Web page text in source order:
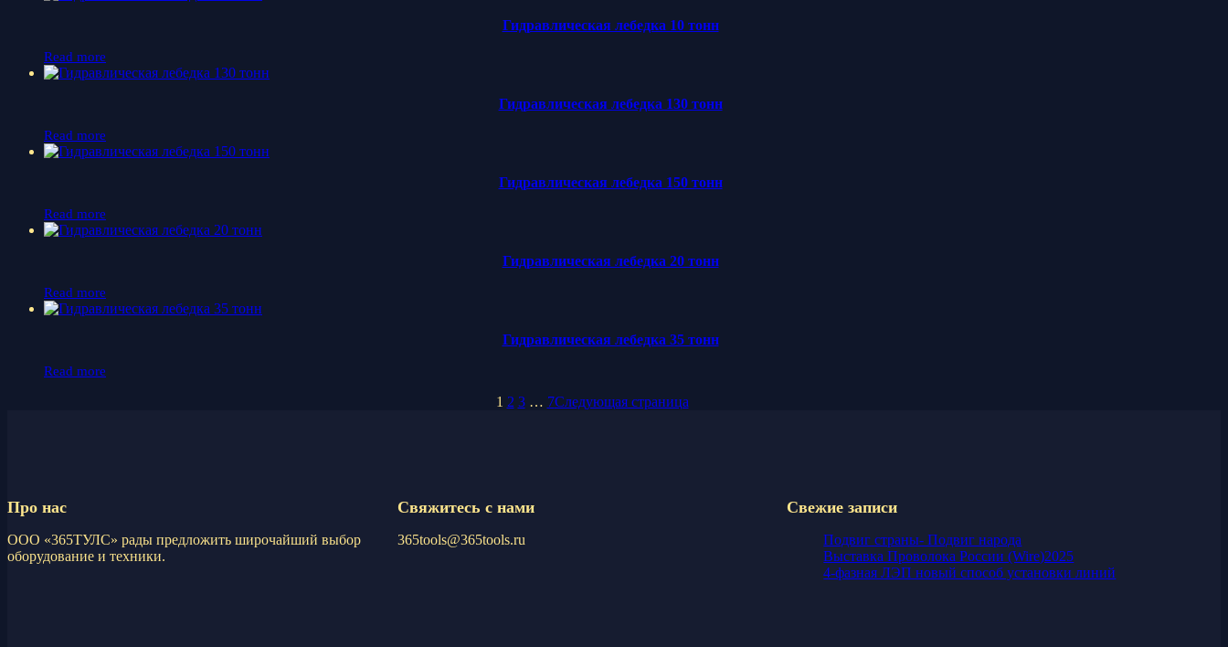
Гидравлическая лебедка 10 тонн
Read more
Гидравлическая лебедка 130 тонн
Read more
Гидравлическая лебедка 150 тонн
Read more
Гидравлическая лебедка 20 тонн
Read more
Гидравлическая лебедка 35 тонн
Read more
1 2 3 … 7Следующая страница
Про нас
ООО «365ТУЛС» рады предложить широчайший выбор
оборудование и техники.
Свяжитесь с нами
365tools@365tools.ru
Свежие записи
Подвиг страны- Подвиг народа
Выставка Проволока России (Wire)2025
4-фазная ЛЭП новый способ установки линий